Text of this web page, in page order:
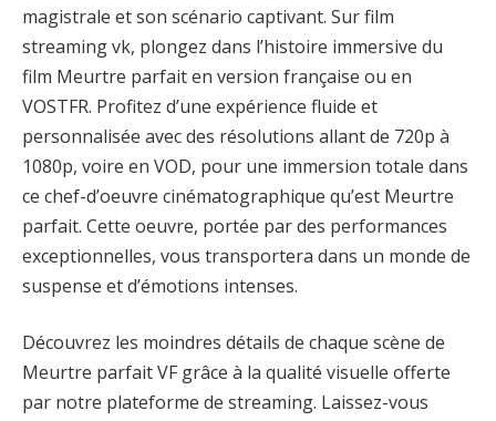
magistrale et son scénario captivant. Sur film
streaming vk, plongez dans l’histoire immersive du
film Meurtre parfait en version française ou en
VOSTFR. Profitez d’une expérience fluide et
personnalisée avec des résolutions allant de 720p à
1080p, voire en VOD, pour une immersion totale dans
ce chef-d’oeuvre cinématographique qu’est Meurtre
parfait. Cette oeuvre, portée par des performances
exceptionnelles, vous transportera dans un monde de
suspense et d’émotions intenses.
Découvrez les moindres détails de chaque scène de
Meurtre parfait VF grâce à la qualité visuelle offerte
par notre plateforme de streaming. Laissez-vous